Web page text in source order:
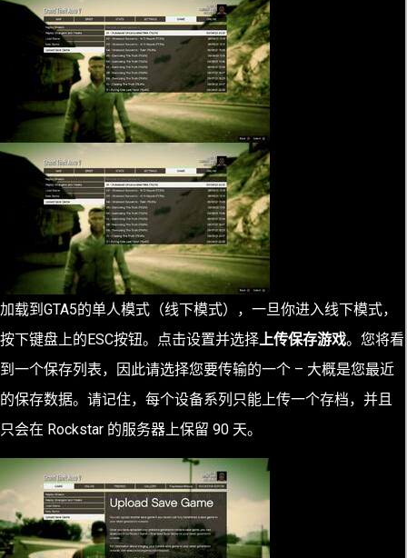
加载到GTA5的单人模式（线下模式），一旦你进入线下模式，
按下键盘上的ESC按钮。点击设置并选择上传保存游戏。您将看
到一个保存列表，因此请选择您要传输的一个 – 大概是您最近
的保存数据。请记住，每个设备系列只能上传一个存档，并且
只会在 Rockstar 的服务器上保留 90 天。